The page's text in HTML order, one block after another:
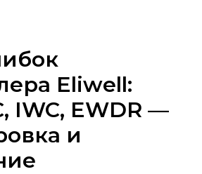
Eliwell:
IWC, EWDR —
и